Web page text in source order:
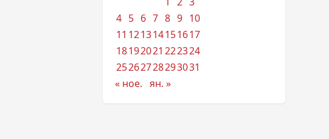
4 5 6 7 8 9 10
11 121314151617
18192021 222324
25262728293031
« ное. ян. »